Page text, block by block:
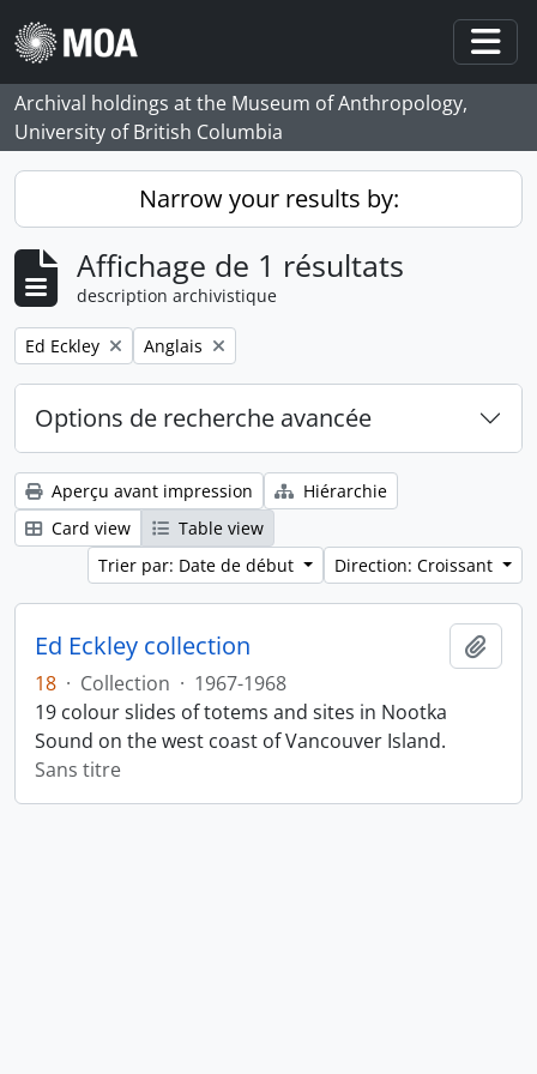
Skip to main content
Archival holdings at the Museum of Anthropology,
University of British Columbia
Narrow your results by:
Affichage de 1 résultats
description archivistique
Remove filter:
Ed Eckley Remove filter:
Anglais
Options de recherche avancée
Aperçu avant impression
Hiérarchie
Card view
Table view
Trier par: Date de début
Direction: Croissant
Ed Eckley collection
18 · Collection · 1967-1968
19 colour slides of totems and sites in Nootka
Sound on the west coast of Vancouver Island.
Sans titre